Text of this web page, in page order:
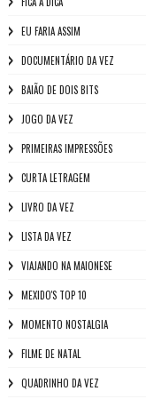
EU FARIA ASSIM
DOCUMENTÁRIO DA VEZ
BAIÃO DE DOIS BITS
JOGO DA VEZ
PRIMEIRAS IMPRESSÕES
CURTA LETRAGEM
LIVRO DA VEZ
LISTA DA VEZ
VIAJANDO NA MAIONESE
MEXIDO'S TOP 10
MOMENTO NOSTALGIA
FILME DE NATAL
QUADRINHO DA VEZ